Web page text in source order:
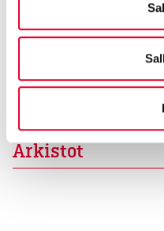
Yhteisöllistä asumista Oulun
26.08.2025 - Asiakastarinat
Arkistot